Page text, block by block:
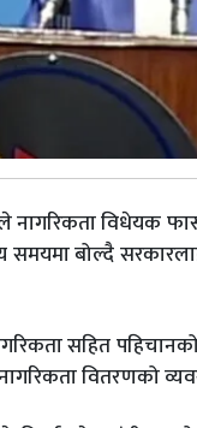
विधेयक
बोल्दै
सहित
वितरणको